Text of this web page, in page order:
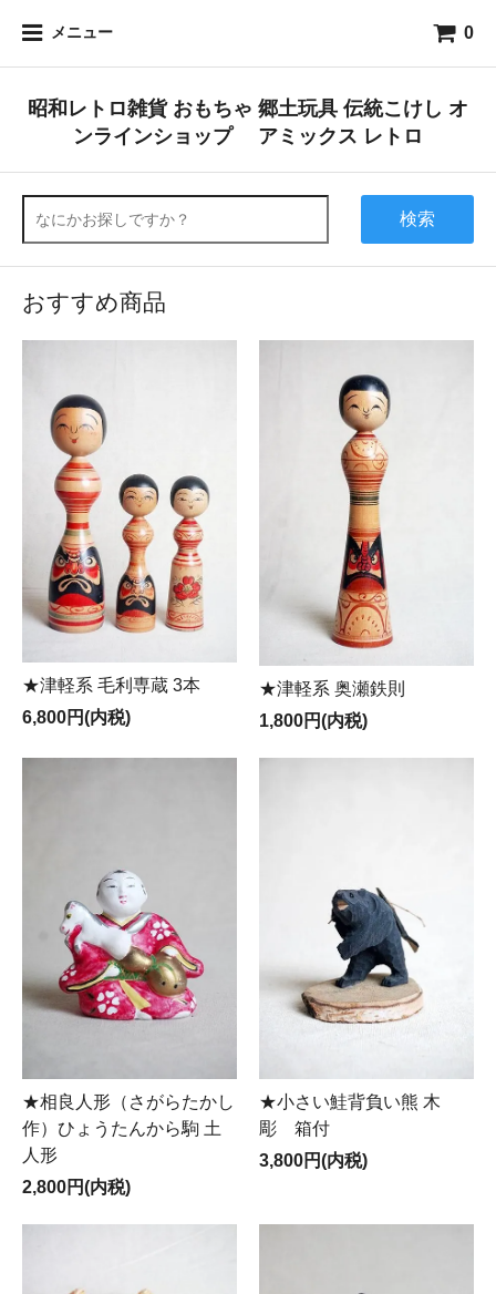
メニュー 0
昭和レトロ雑貨 おもちゃ 郷土玩具 伝統こけし オ
ンラインショップ アミックス レトロ
検索
おすすめ商品
★津軽系 毛利専蔵 3本
6,800円(内税)
★津軽系 奥瀬鉄則
1,800円(内税)
★相良人形（さがらたかし
作）ひょうたんから駒 土
人形
2,800円(内税)
★小さい鮭背負い熊 木
彫 箱付
3,800円(内税)